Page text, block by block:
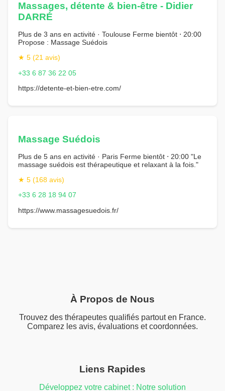
Massages, détente & bien-être - Didier
DARRÉ
Plus de 3 ans en activité · Toulouse Ferme bientôt ⋅ 20:00
Propose : Massage Suédois
★ 5 (21 avis)
+33 6 87 36 22 05
https://detente-et-bien-etre.com/
Massage Suédois
Plus de 5 ans en activité · Paris Ferme bientôt ⋅ 20:00 "Le
massage suédois est thérapeutique et relaxant à la fois."
★ 5 (168 avis)
+33 6 28 18 94 07
https://www.massagesuedois.fr/
À Propos de Nous
Trouvez des thérapeutes qualifiés partout en France.
Comparez les avis, évaluations et coordonnées.
Liens Rapides
Développez votre cabinet : Notre solution